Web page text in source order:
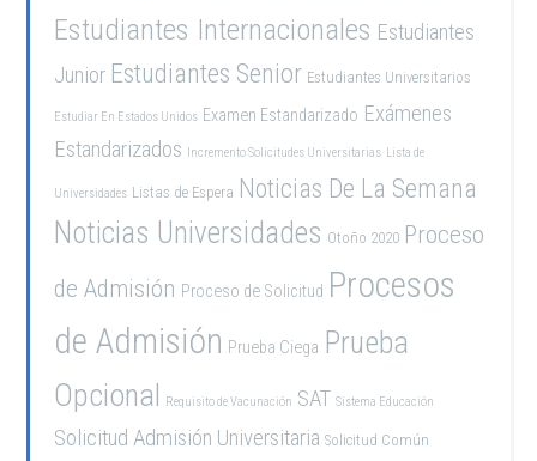
Estudiantes Internacionales Estudiantes
Junior Estudiantes Senior Estudiantes Universitarios
Estudiar En Estados Unidos Examen Estandarizado Exámenes
Estandarizados Incremento Solicitudes Universitarias Lista de
Universidades Listas de Espera Noticias De La Semana
Noticias Universidades Otoño 2020 Proceso
de Admisión Proceso de Solicitud Procesos
de Admisión Prueba Ciega Prueba
Opcional Requisito de Vacunación SAT Sistema Educación
Solicitud Admisión Universitaria Solicitud Común